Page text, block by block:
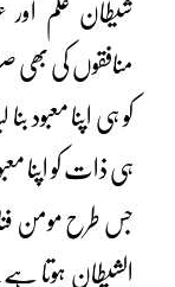
شیطان علم
منافقوں کی
کو ہی اپنا معبود
ہی ذات کو اپنا
جس طرح مومن فنا
الشیطان ہوتا